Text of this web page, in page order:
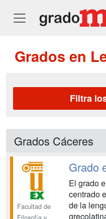
Grados en
Filtra
Grados Cáceres
Facultad de
Filosofía y
Grado
El grado
centrado
de la